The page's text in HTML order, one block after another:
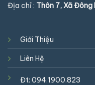
Địa chỉ : Thôn 7, Xã Đông
Giới Thiệu
Liên Hệ
Đt: 094.1900.823